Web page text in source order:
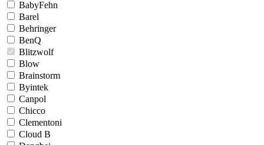
BabyFehn
Barel
Behringer
BenQ
Blitzwolf
Blow
Brainstorm
Byintek
Canpol
Chicco
Clementoni
Cloud B